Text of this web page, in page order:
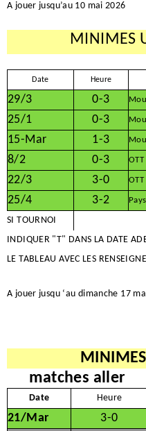
A jouer jusqu’au 10 mai 2026
MINIMES
Date Heure
29/3 0-3
25/1
0-3
15-Mar 1-3
8/2
0-3 OTT
22/3
3-0 OTT
25/4
3-2
SI TOURNOI
INDIQUER "T" DANS LA DATE
LE TABLEAU AVEC LES
A jouer jusqu ‘au dimanche 17
matches aller
Date Heure
21/Mar 3-0